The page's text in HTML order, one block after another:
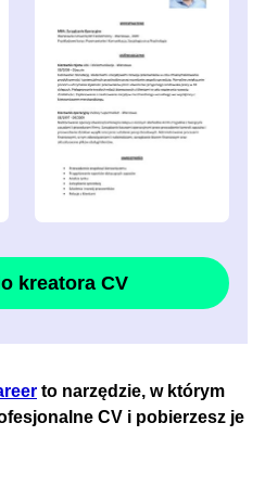
kreatora CV
to narzędzie, w którym
CV i pobierzesz je